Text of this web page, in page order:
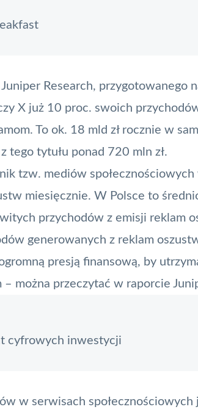
Research, przygotowanego
X już 10 proc. swoich
To ok. 18 mld zł rocznie w
tego tytułu ponad 720 mln zł.
tzw. mediów społecznościowych
miesięcznie. W Polsce to
przychodów z emisji reklam
generowanych z reklam
presją finansową, by
można przeczytać w raporcie
cyfrowych inwestycji
w serwisach społecznościowych